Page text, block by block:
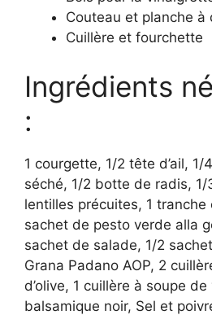
Couteau et planche à
Cuillère et fourchette
Ingrédients
:
1 courgette, 1/2 tête d’ail, 1/
séché, 1/2 botte de radis,
lentilles précuites, 1
sachet de pesto verde alla
sachet de salade, 1/2
Grana Padano AOP, 2
d’olive, 1 cuillère à soupe de
balsamique noir, Sel et